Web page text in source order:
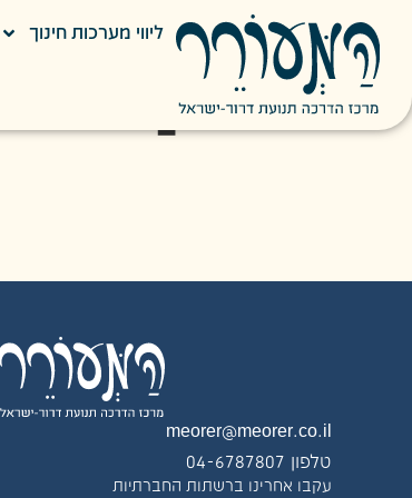
ליווי מערכות חינוך
עירן וינטר
סמנכ“ל תפעול
meorer@meorer.co.il
טלפון 04-6787807
עקבו אחרינו ברשתות החברתיות